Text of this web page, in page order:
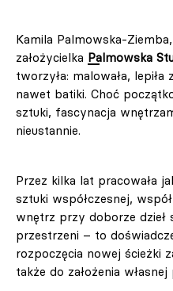
Kamila Palmowska-
założycielka Palmowska
tworzyła: malowała,
nawet batiki. Choć
sztuki, fascynacja
nieustannie.
Przez kilka lat pracowała
sztuki współczesnej,
wnętrz przy doborze dzieł
przestrzeni – to
rozpoczęcia nowej ścieżki
także do założenia